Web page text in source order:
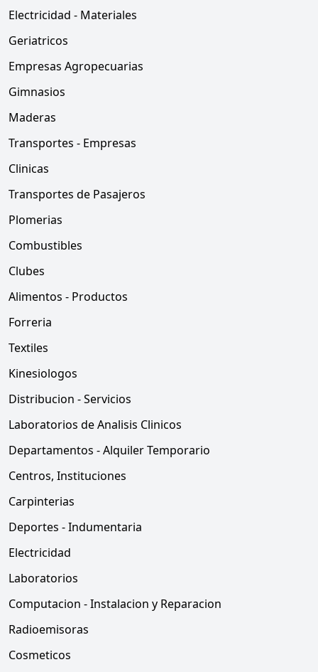
Electricidad - Materiales
Geriatricos
Empresas Agropecuarias
Gimnasios
Maderas
Transportes - Empresas
Clinicas
Transportes de Pasajeros
Plomerias
Combustibles
Clubes
Alimentos - Productos
Forreria
Textiles
Kinesiologos
Distribucion - Servicios
Laboratorios de Analisis Clinicos
Departamentos - Alquiler Temporario
Centros, Instituciones
Carpinterias
Deportes - Indumentaria
Electricidad
Laboratorios
Computacion - Instalacion y Reparacion
Radioemisoras
Cosmeticos